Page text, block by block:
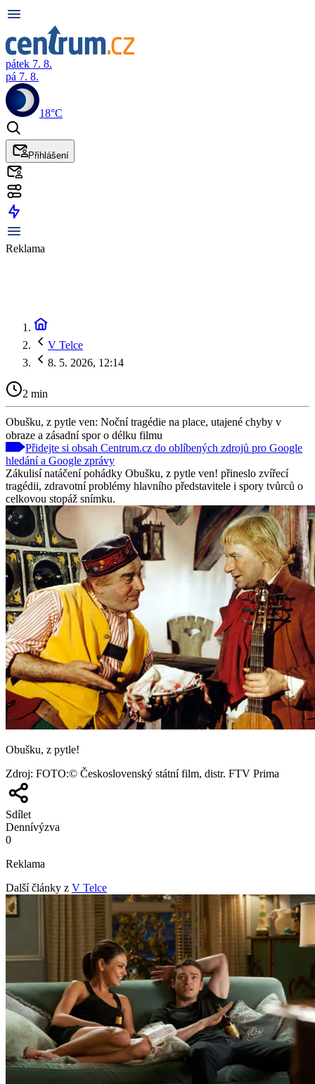
pátek 7. 8.
pá 7. 8.
18°C
Přihlášení
Reklama
V Telce
8. 5. 2026, 12:14
2 min
Obušku, z pytle ven: Noční tragédie na place, utajené chyby v
obraze a zásadní spor o délku filmu
Přidejte si obsah Centrum.cz do oblíbených zdrojů pro Google
hledání a Google zprávy
Zákulisí natáčení pohádky Obušku, z pytle ven! přineslo zvířecí
tragédii, zdravotní problémy hlavního představitele i spory tvůrců o
celkovou stopáž snímku.
Obušku, z pytle!
Zdroj: FOTO:© Československý státní film, distr. FTV Prima
Sdílet
Dennívýzva
0
Reklama
Další články z V Telce